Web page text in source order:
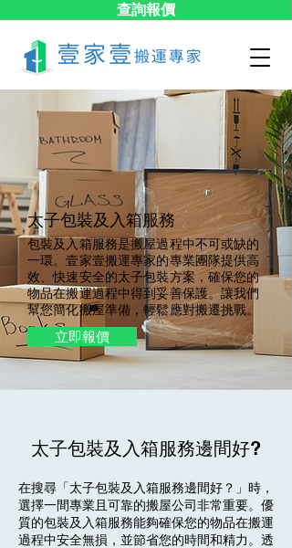
查詢報價
太子包裝及入箱服務
包裝及入箱服務是搬屋過程中不可或缺的
一環。壹家壹搬運專家的專業團隊提供高
效、快速安全的太子包裝方案，確保您的
物品在搬運過程中得到妥善保護。讓我們
幫您簡化搬屋準備，輕鬆應對搬遷挑戰。
立即報價
太子包裝及入箱服務邊間好?
在搜尋「太子包裝及入箱服務邊間好？」時，
選擇一間專業且可靠的搬屋公司非常重要。優
質的包裝及入箱服務能夠確保您的物品在搬運
過程中安全無損，並節省您的時間和精力。透